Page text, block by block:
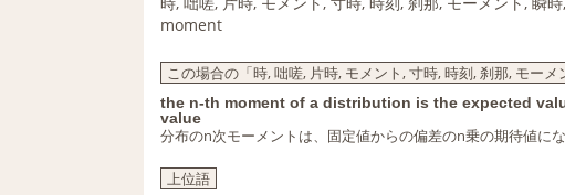
moment
この場合の「時, 咄嗟, 片時, モメント, 寸時, 時刻, 刹那, モー
the n-th moment of a distribution is the expected
value
分布のn次モーメントは、固定値からの偏差のn乗の期待値に
上位語